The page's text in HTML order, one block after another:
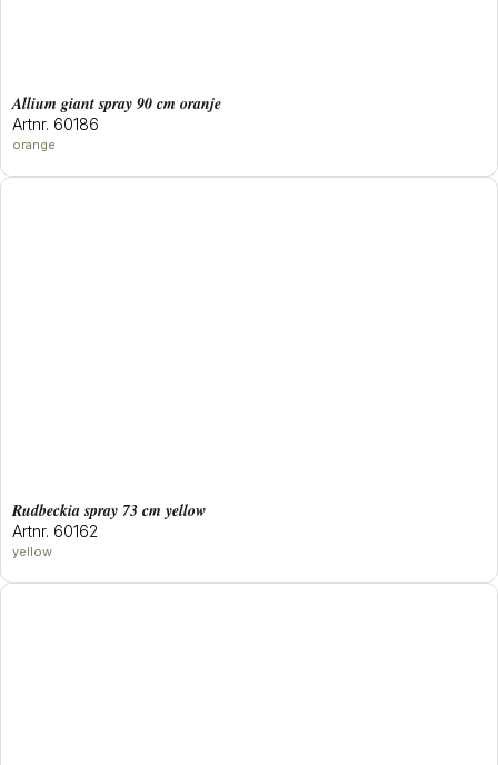
allium giant spray 90 cm oranje
Artnr. 60186
orange
rudbeckia spray 73 cm yellow
Artnr. 60162
yellow